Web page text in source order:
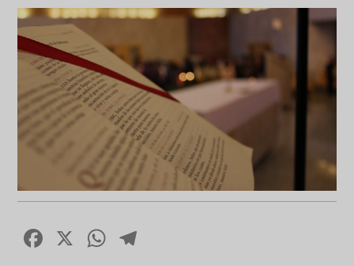
Facebook
X WhatsApp